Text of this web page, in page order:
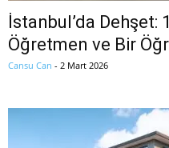
İstanbul’da Dehşet:
Öğretmen ve Bir
Cansu Can - 2 Mart 2026